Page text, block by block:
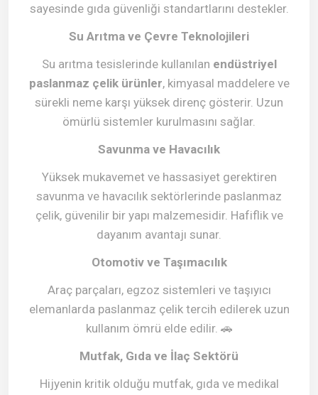
sayesinde gıda güvenliği standartlarını destekler.
Su Arıtma ve Çevre Teknolojileri
Su arıtma tesislerinde kullanılan endüstriyel
paslanmaz çelik ürünler, kimyasal maddelere ve
sürekli neme karşı yüksek direnç gösterir. Uzun
ömürlü sistemler kurulmasını sağlar.
Savunma ve Havacılık
Yüksek mukavemet ve hassasiyet gerektiren
savunma ve havacılık sektörlerinde paslanmaz
çelik, güvenilir bir yapı malzemesidir. Hafiflik ve
dayanım avantajı sunar.
Otomotiv ve Taşımacılık
Araç parçaları, egzoz sistemleri ve taşıyıcı
elemanlarda paslanmaz çelik tercih edilerek uzun
kullanım ömrü elde edilir. 🚗
Mutfak, Gıda ve İlaç Sektörü
Hijyenin kritik olduğu mutfak, gıda ve medikal